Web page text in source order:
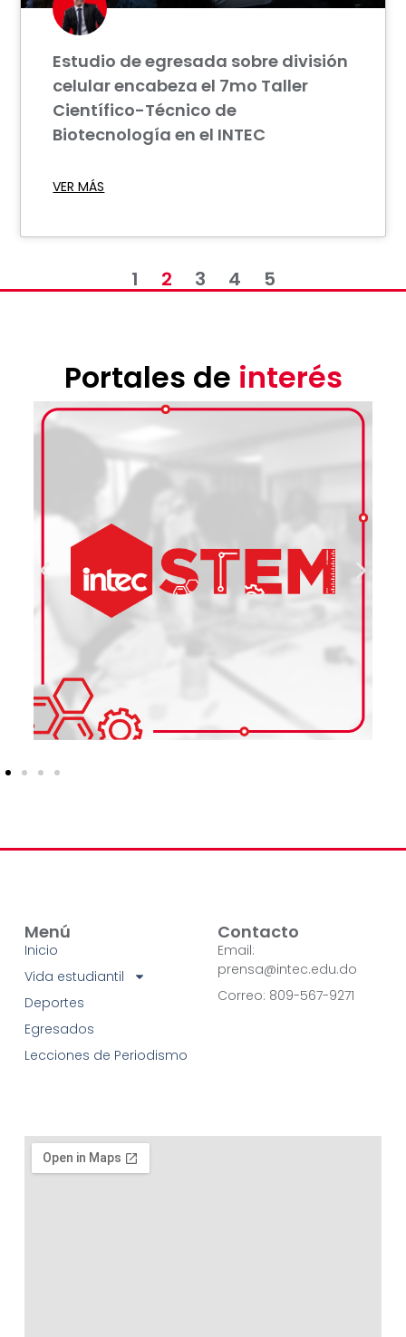
Estudio de egresada sobre división
celular encabeza el 7mo Taller
Científico-Técnico de
Biotecnología en el INTEC
VER MÁS
1 2 3 4 5
Portales de interés
Menú
Inicio
Vida estudiantil
Deportes
Egresados
Lecciones de Periodismo
Contacto
Email:
prensa@intec.edu.do
Correo: 809-567-9271